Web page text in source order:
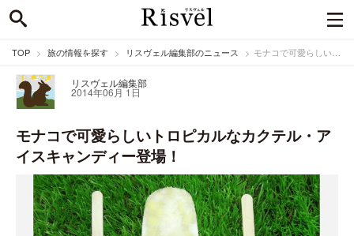
TOP 旅の情報を探す リスヴェル編集部のニュース モナコで可愛らしいトロピカルなカクテル・アイスキャンディー登場！
リスヴェル編集部
2014年06月 1日
モナコで可愛らしいトロピカルなカクテル・ア
イスキャンディー登場！